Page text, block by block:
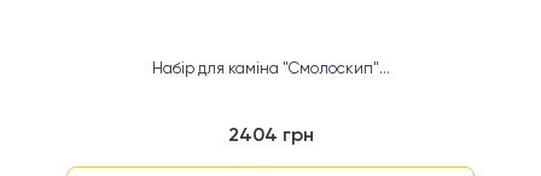
Набір для каміна "Смолоскип"...
2404 грн